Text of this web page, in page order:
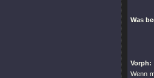
Was
Vorph:
Wenn